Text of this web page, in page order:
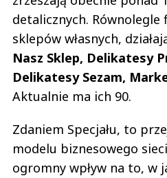
detalicznych.
sklepów własnych,
Nasz Sklep, Delikatesy
Delikatesy Sezam,
Aktualnie ma ich 90.
Zdaniem Specjału, to
modelu biznesowego
ogromny wpływ na to, w